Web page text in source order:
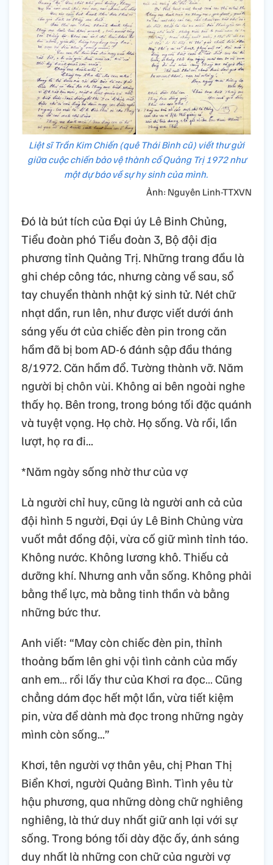
Liệt sĩ Trần Kim Chiến (quê Thái Bình cũ) viết thư gửi
giữa cuộc chiến bảo vệ thành cổ Quảng Trị 1972 như
một dự báo về sự hy sinh của mình.
Ảnh: Nguyên Linh-TTXVN
Đó là bút tích của Đại úy Lê Binh Chủng,
Tiểu đoàn phó Tiểu đoàn 3, Bộ đội địa
phương tỉnh Quảng Trị. Những trang đầu là
ghi chép công tác, nhưng càng về sau, sổ
tay chuyển thành nhật ký sinh tử. Nét chữ
nhạt dần, run lên, như được viết dưới ánh
sáng yếu ớt của chiếc đèn pin trong căn
hầm đã bị bom AD-6 đánh sập đầu tháng
8/1972. Căn hầm đổ. Tường thành vỡ. Năm
người bị chôn vùi. Không ai bên ngoài nghe
thấy họ. Bên trong, trong bóng tối đặc quánh
và tuyệt vọng. Họ chờ. Họ sống. Và rồi, lần
lượt, họ ra đi...
*Năm ngày sống nhờ thư của vợ
Là người chỉ huy, cũng là người anh cả của
đội hình 5 người, Đại úy Lê Binh Chủng vừa
vuốt mắt đồng đội, vừa cố giữ mình tỉnh táo.
Không nước. Không lương khô. Thiếu cả
dưỡng khí. Nhưng anh vẫn sống. Không phải
bằng thể lực, mà bằng tinh thần và bằng
những bức thư.
Anh viết: “May còn chiếc đèn pin, thỉnh
thoảng bấm lên ghi vội tình cảnh của mấy
anh em… rồi lấy thư của Khơi ra đọc… Cũng
chẳng dám đọc hết một lần, vừa tiết kiệm
pin, vừa để dành mà đọc trong những ngày
mình còn sống...”
Khơi, tên người vợ thân yêu, chị Phan Thị
Biển Khơi, người Quảng Bình. Tình yêu từ
hậu phương, qua những dòng chữ nghiêng
nghiêng, là thứ duy nhất giữ anh lại với sự
sống. Trong bóng tối dày đặc ấy, ánh sáng
duy nhất là những con chữ của người vợ